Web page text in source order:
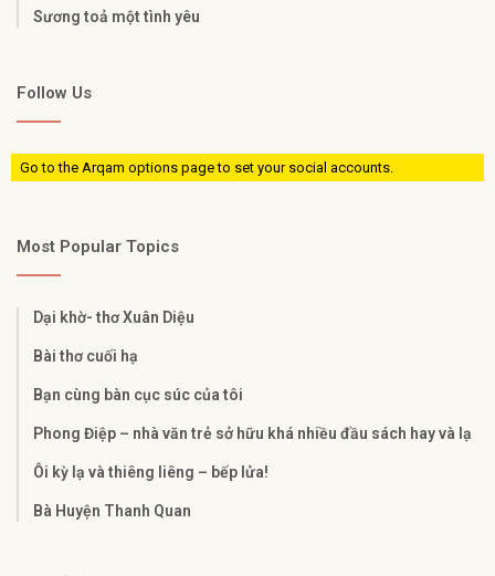
Sương toả một tình yêu
Follow Us
Go to the Arqam options page to set your social accounts.
Most Popular Topics
Dại khờ- thơ Xuân Diệu
Bài thơ cuối hạ
Bạn cùng bàn cục súc của tôi
Phong Điệp – nhà văn trẻ sở hữu khá nhiều đầu sách hay và lạ
Ôi kỳ lạ và thiêng liêng – bếp lửa!
Bà Huyện Thanh Quan